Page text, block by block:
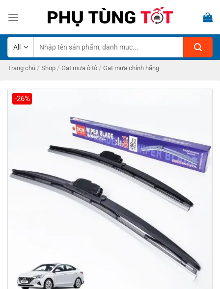
kiếm:
Trang chủ / Shop / Gạt mưa ô tô / Gạt mưa chính hãng
-26%